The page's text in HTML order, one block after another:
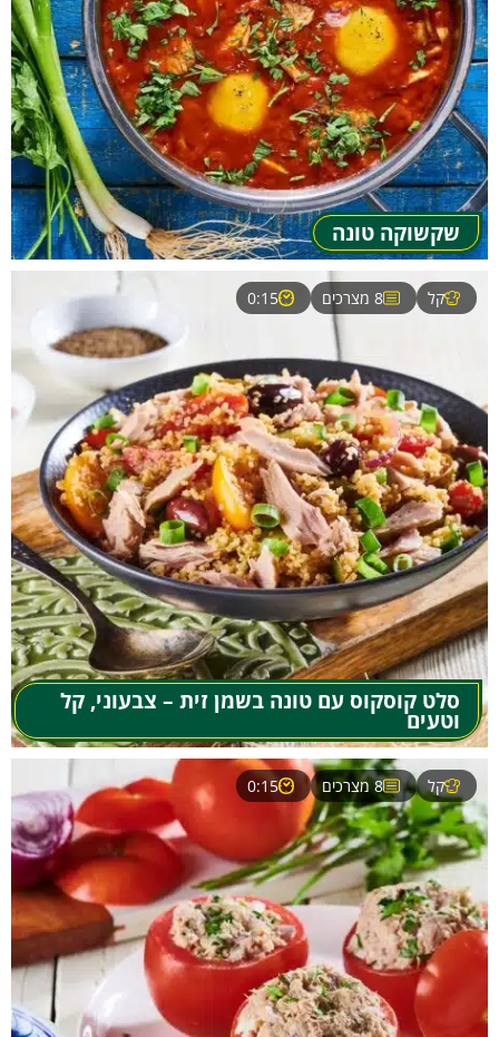
שקשוקה טונה
סלט קוסקוס עם טונה בשמן זית – צבעוני, קל
וטעים
קל 8 מצרכים 0:15
קל 8 מצרכים 0:15